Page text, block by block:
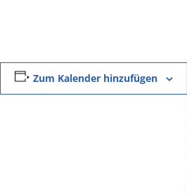
Zum Kalender hinzufügen